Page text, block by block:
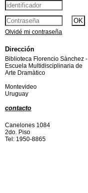
Olvidé mi contraseña
Dirección
Biblioteca Florencio Sànchez -
Escuela Multidisciplinaria de
Arte Dramàtico
Montevideo
Uruguay
contacto
Canelones 1084
2do. Piso
Tel: 1950-8865